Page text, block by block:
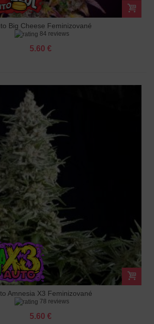
Big Cheese Feminizované
84 reviews
5.60 €
Amnesia X3 Feminizované
78 reviews
5.60 €